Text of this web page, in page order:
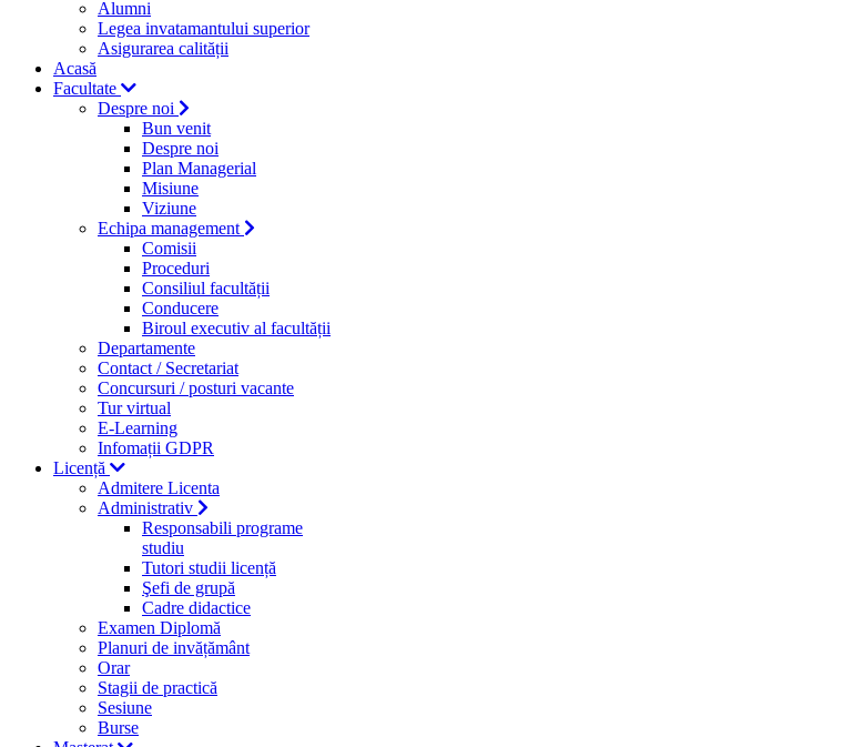
Alumni
Legea invatamantului superior
Asigurarea calității
Acasă
Facultate
Despre noi
Bun venit
Despre noi
Plan Managerial
Misiune
Viziune
Echipa management
Comisii
Proceduri
Consiliul facultății
Conducere
Biroul executiv al facultății
Departamente
Contact / Secretariat
Concursuri / posturi vacante
Tur virtual
E-Learning
Infomații GDPR
Licență
Admitere Licenta
Administrativ
Responsabili programe
studiu
Tutori studii licență
Şefi de grupă
Cadre didactice
Examen Diplomă
Planuri de invățământ
Orar
Stagii de practică
Sesiune
Burse